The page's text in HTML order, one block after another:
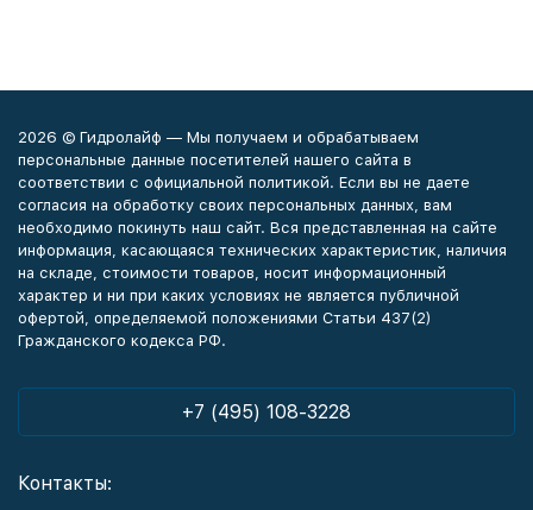
2026 © Гидролайф — Мы получаем и обрабатываем
персональные данные посетителей нашего сайта в
соответствии с официальной политикой. Если вы не даете
согласия на обработку своих персональных данных, вам
необходимо покинуть наш сайт. Вся представленная на сайте
информация, касающаяся технических характеристик, наличия
на складе, стоимости товаров, носит информационный
характер и ни при каких условиях не является публичной
офертой, определяемой положениями Статьи 437(2)
Гражданского кодекса РФ.
+7 (495) 108-3228
Контакты: